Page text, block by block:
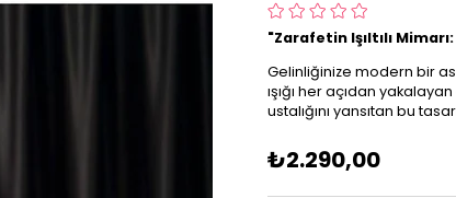
"Zarafetin Işıltılı
Gelinliğinize modern bir
ışığı her açıdan
ustalığını yansıtan bu
₺2.290,00